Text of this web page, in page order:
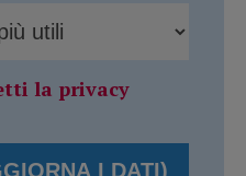
la privacy